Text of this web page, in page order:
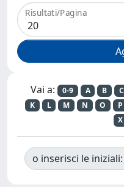
Risultati/Pagina
Vai a: 0-9 A B C
K
L M N O P
X
o inserisci le iniziali: